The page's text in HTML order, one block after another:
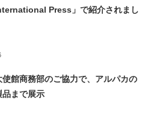
Press」で紹介されまし
使館商務部のご協力で、アルパカの
品まで展示